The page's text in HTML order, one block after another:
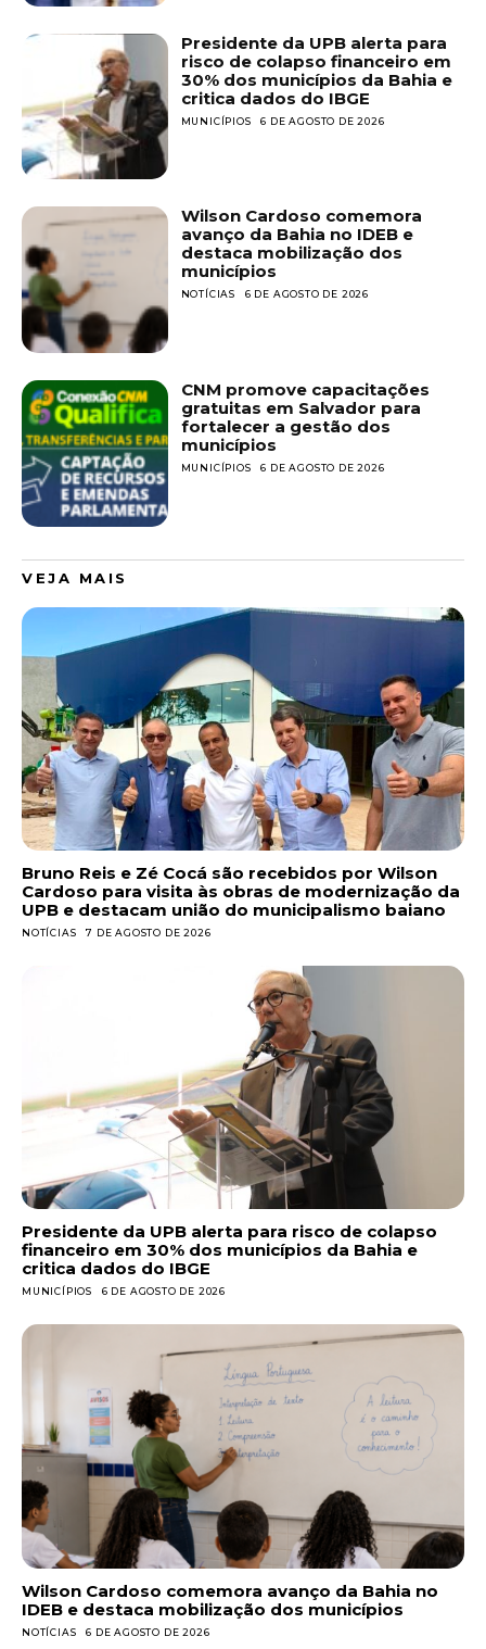
Presidente da UPB alerta para
risco de colapso financeiro em
30% dos municípios da Bahia e
critica dados do IBGE
MUNICÍPIOS 6 DE AGOSTO DE 2026
Wilson Cardoso comemora
avanço da Bahia no IDEB e
destaca mobilização dos
municípios
NOTÍCIAS 6 DE AGOSTO DE 2026
CNM promove capacitações
gratuitas em Salvador para
fortalecer a gestão dos
municípios
MUNICÍPIOS 6 DE AGOSTO DE 2026
VEJA MAIS
Bruno Reis e Zé Cocá são recebidos por Wilson
Cardoso para visita às obras de modernização da
UPB e destacam união do municipalismo baiano
NOTÍCIAS 7 DE AGOSTO DE 2026
Presidente da UPB alerta para risco de colapso
financeiro em 30% dos municípios da Bahia e
critica dados do IBGE
MUNICÍPIOS 6 DE AGOSTO DE 2026
Wilson Cardoso comemora avanço da Bahia no
IDEB e destaca mobilização dos municípios
NOTÍCIAS 6 DE AGOSTO DE 2026